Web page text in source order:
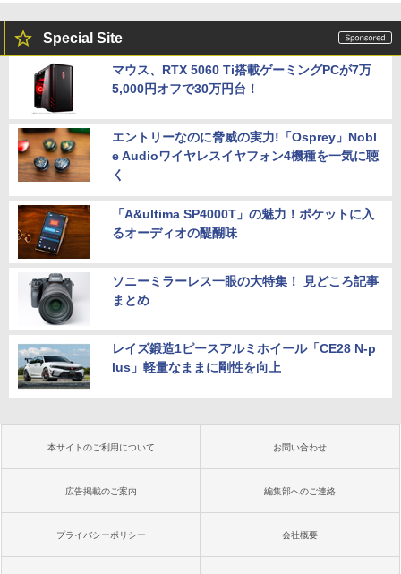
Special Site
マウス、RTX 5060 Ti搭載ゲーミングPCが7万
5,000円オフで30万円台！
エントリーなのに脅威の実力!「Osprey」Nobl
e Audioワイヤレスイヤフォン4機種を一気に聴
く
「A&ultima SP4000T」の魅力！ポケットに入
るオーディオの醍醐味
ソニーミラーレス一眼の大特集！ 見どころ記事
まとめ
レイズ鍛造1ピースアルミホイール「CE28 N-p
lus」軽量なままに剛性を向上
本サイトのご利用について お問い合わせ
広告掲載のご案内 編集部へのご連絡
プライバシーポリシー 会社概要